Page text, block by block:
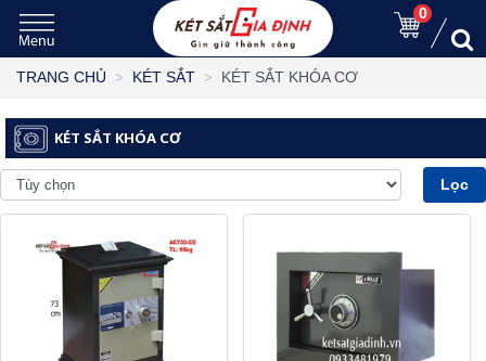
0
TRANG CHỦ KÉT SẮT KÉT SẮT KHÓA CƠ
KÉT SẮT KHÓA CƠ
Lọc